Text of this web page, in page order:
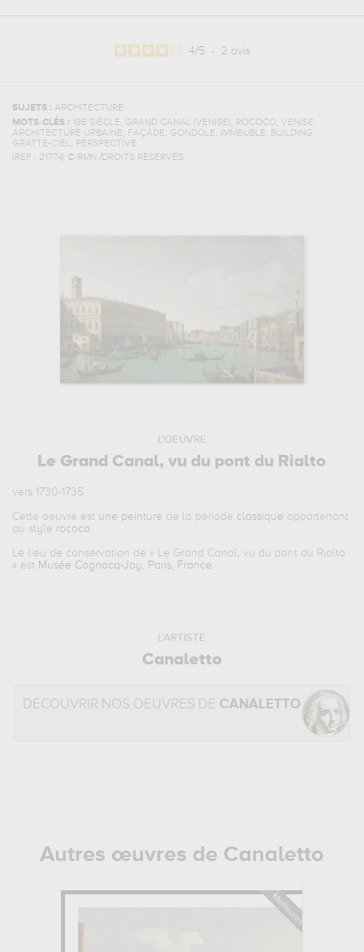
4/5 - 2 avis
SUJETS : ARCHITECTURE
MOTS-CLÉS :
18E SIÈCLE, GRAND CANAL (VENISE), ROCOCO, VENISE,
ARCHITECTURE URBAINE, FAÇADE, GONDOLE,
IMMEUBLE, BUILDING,
GRATTE-CIEL, PERSPECTIVE
(REF : 21774) © RMN /DROITS RÉSERVÉS
L'OEUVRE
Le Grand Canal, vu du pont du Rialto
vers 1730-1735
Cette oeuvre est une peinture de la période classique appartenant
au style rococo.
Le lieu de conservation de « Le Grand Canal, vu du pont du Rialto
» est Musée Cognacq-Jay, Paris, France.
L'ARTISTE
Canaletto
DÉCOUVRIR NOS OEUVRES DE CANALETTO
Autres œuvres de Canaletto